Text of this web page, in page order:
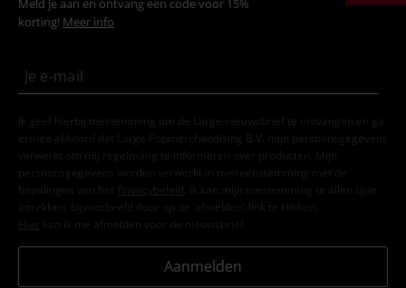
Meld je aan en ontvang een code voor 15%
korting! Meer info
Ik geef hierbij toestemming om de Large-nieuwsbrief te ontvangen en ga
ermee akkoord dat Large Popmerchandising B.V. mijn persoonsgegevens
verwerkt om mij regelmatig te informeren over producten. Mijn
persoonsgegevens worden verwerkt in overeenstemming met de
bepalingen van het
Privacybeleid . Ik kan mijn toestemming te allen tijde
intrekken, bijvoorbeeld door op de ‘afmelden’-link te klikken.
Hier kan ik me afmelden voor de nieuwsbrief.
Aanmelden